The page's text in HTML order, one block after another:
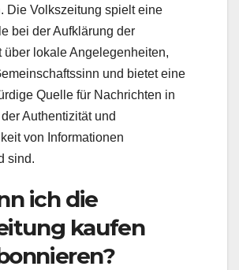
Die Volkszeitung spielt eine
bei der Aufklärung der
über lokale Angelegenheiten,
und bietet eine
Quelle für Nachrichten in
Authentizität und
von Informationen
sind.
ich die
kaufen